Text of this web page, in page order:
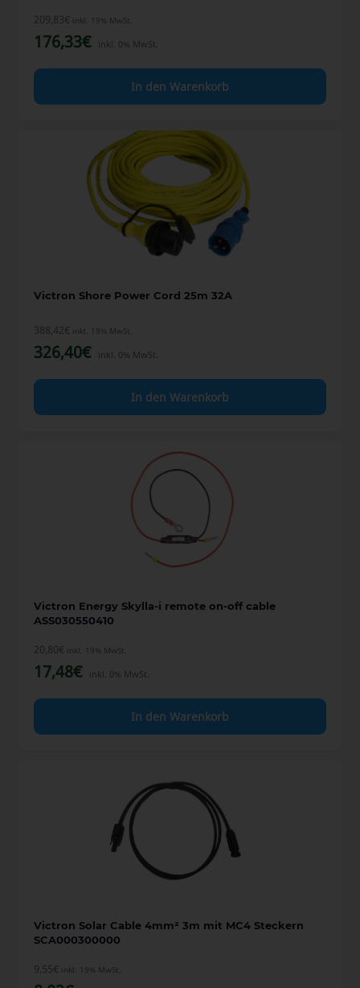
209,83€ inkl. 19% MwSt.
176,33€ inkl. 0% MwSt.
In den Warenkorb
Victron Shore Power Cord 25m 32A
388,42€ inkl. 19% MwSt.
326,40€ inkl. 0% MwSt.
In den Warenkorb
Victron Energy Skylla-i remote on-off cable
ASS030550410
20,80€ inkl. 19% MwSt.
17,48€ inkl. 0% MwSt.
In den Warenkorb
Victron Solar Cable 4mm² 3m mit MC4 Steckern
SCA000300000
9,55€ inkl. 19% MwSt.